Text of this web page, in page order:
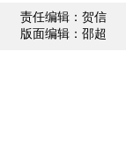
责任编辑：贺信
版面编辑：邵超